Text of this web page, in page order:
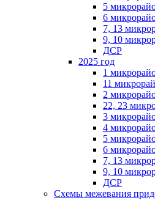
5
6
7, 13
9, 10
ДСР
2025 год
1
11
2
22, 23
3
4
5
6
7, 13
9, 10
ДСР
Схемы межевания